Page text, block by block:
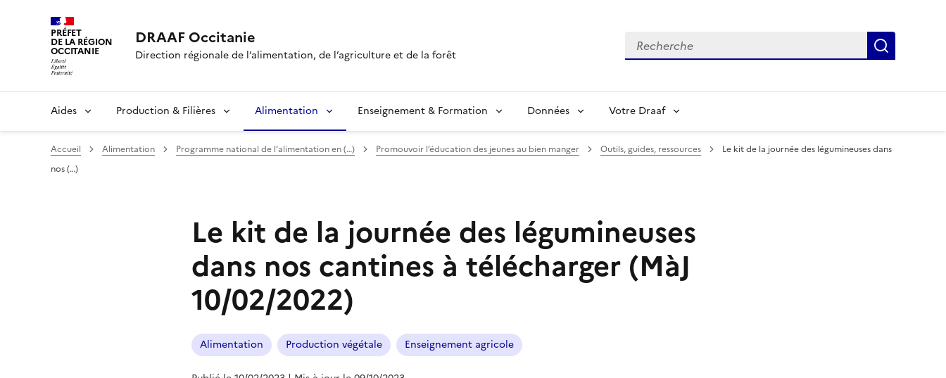
PRÉFET
DE LA RÉGION
OCCITANIE
DRAAF Occitanie
Direction régionale de l’alimentation, de l’agriculture et de la forêt
Recherche
Aides Production & Filières Alimentation Enseignement & Formation Données Votre Draaf
Accueil Alimentation Programme national de l’alimentation en (…) Promouvoir l’éducation des jeunes au bien manger Outils, guides, ressources
Le kit de la journée des légumineuses dans
nos (…)
Le kit de la journée des légumineuses
dans nos cantines à télécharger (MàJ
10/02/2022)
Alimentation Production végétale Enseignement agricole